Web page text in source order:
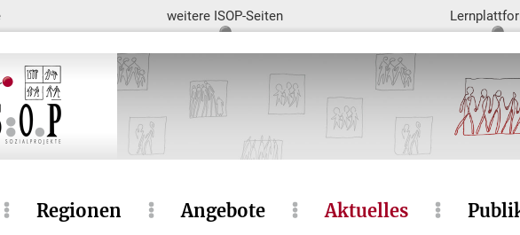
weitere ISOP-Seiten
Regionen Angebote Aktuelles